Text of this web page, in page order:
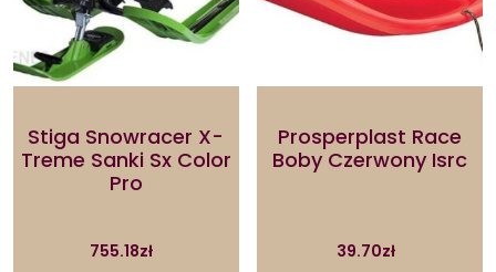
Stiga Snowracer X-
Treme Sanki Sx Color
Pro
755.18zł
Prosperplast Race
Boby Czerwony Isrc
39.70zł